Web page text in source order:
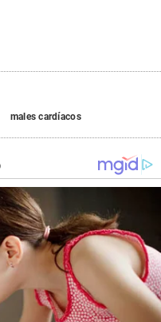
males cardíacos